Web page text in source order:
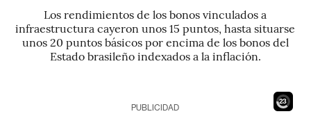
Los rendimientos de los bonos vinculados a
infraestructura cayeron unos 15 puntos, hasta situarse
unos 20 puntos básicos por encima de los bonos del
Estado brasileño indexados a la inflación.
21
PUBLICIDAD